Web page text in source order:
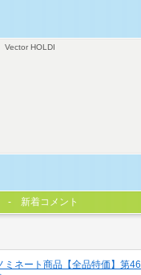
Vector HOLDI
新着コメント